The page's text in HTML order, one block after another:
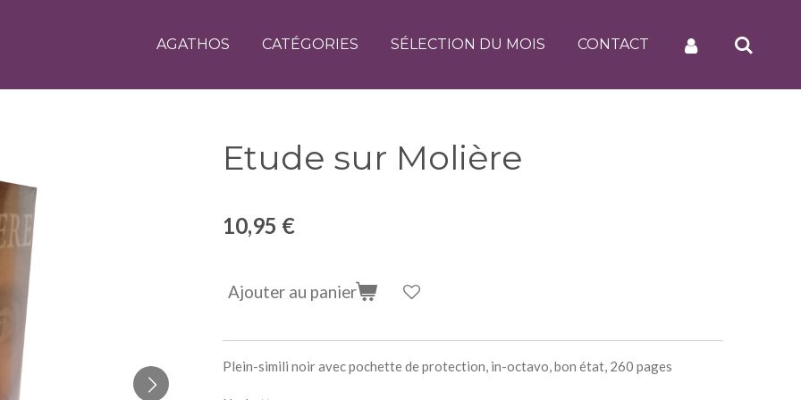
AGATHOS CATÉGORIES SÉLECTION DU MOIS CONTACT
Etude sur Molière
10,95 €
Ajouter au panier
Plein-simili noir avec pochette de protection, in-octavo, bon état, 260 pages